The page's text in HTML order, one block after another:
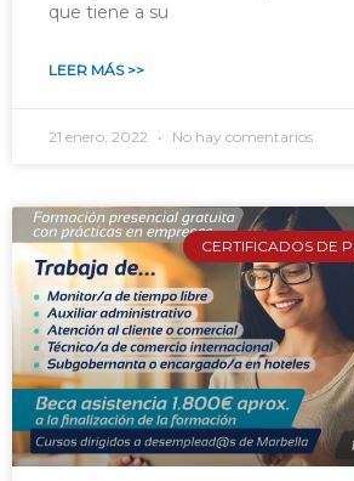
que tiene a su
LEER MÁS >>
21 enero, 2022 No hay comentarios
CERTIFICADOS DE